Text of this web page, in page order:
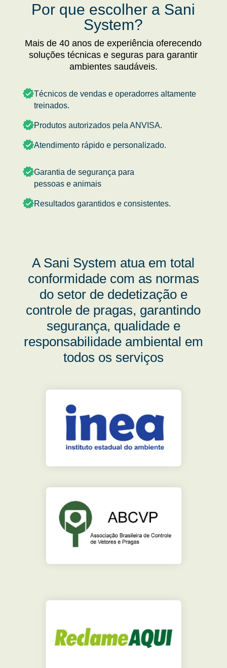
Por que escolher a Sani
System?
Mais de 40 anos de experiência oferecendo
soluções técnicas e seguras para garantir
ambientes saudáveis.
Técnicos de vendas e operadorres altamente
treinados.
Produtos autorizados pela ANVISA.
Atendimento rápido e personalizado.
Garantia de segurança para
pessoas e animais
Resultados garantidos e consistentes.
A Sani System atua em total
conformidade com as normas
do setor de dedetização e
controle de pragas, garantindo
segurança, qualidade e
responsabilidade ambiental em
todos os serviços